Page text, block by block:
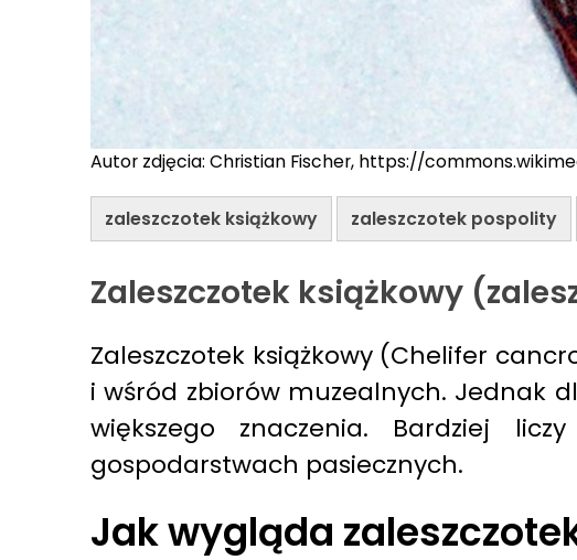
Autor zdjęcia: Christian Fischer, https://
zaleszczotek książkowy zaleszczotek pospolity
Zaleszczotek książkowy
Zaleszczotek książkowy (Chelifer
i wśród zbiorów muzealnych. Jednak
większego znaczenia. Bardziej
gospodarstwach pasiecznych.
Jak wygląda